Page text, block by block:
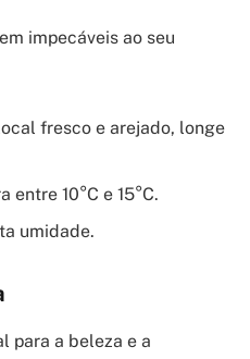
impecáveis ao seu
fresco e arejado, longe
entre 10°C e 15°C.
umidade.
para a beleza e a